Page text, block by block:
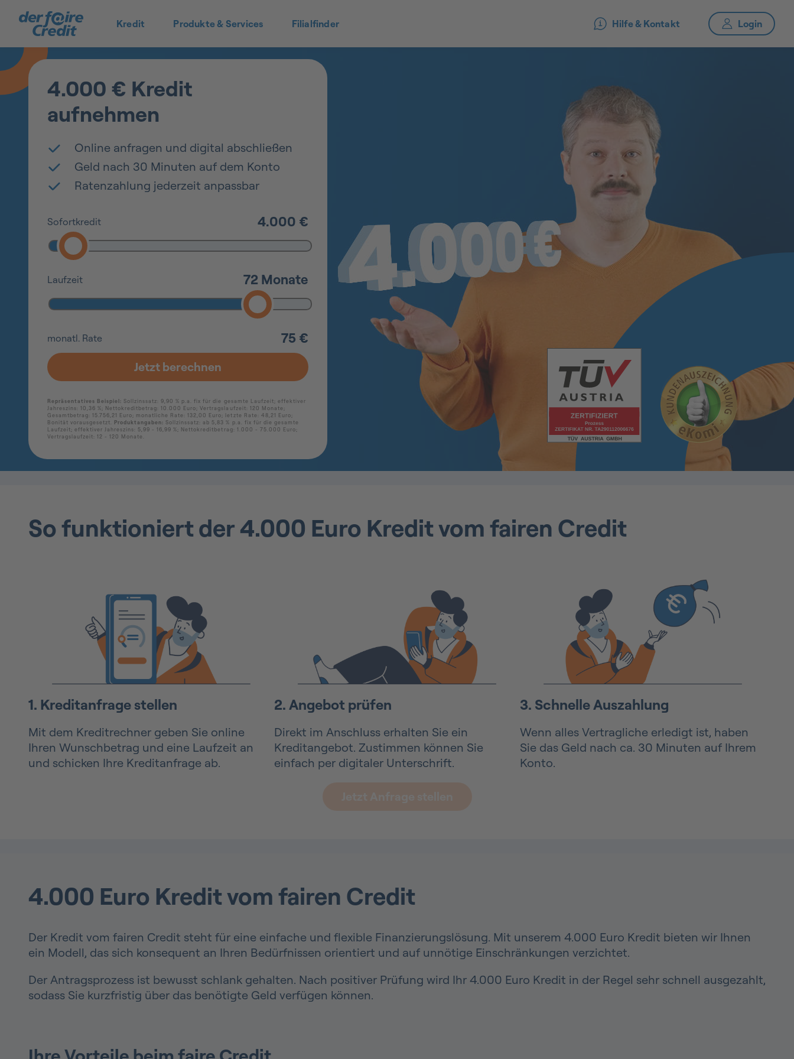
Kredit Produkte & Services Filialfinder Hilfe & Kontakt
4.000 € Kredit
aufnehmen
Online anfragen und digital abschließen
Geld nach 30 Minuten auf dem Konto
Ratenzahlung jederzeit anpassbar
So funktioniert der 4.000 Euro Kredit vom fairen Credit
1. Kreditanfrage stellen
Mit dem Kreditrechner geben Sie online
Ihren Wunschbetrag und eine Laufzeit an
und schicken Ihre Kreditanfrage ab.
2. Angebot prüfen
Direkt im Anschluss erhalten Sie ein
Kreditangebot. Zustimmen können Sie
einfach per digitaler Unterschrift.
3. Schnelle Auszahlung
Wenn alles Vertragliche erledigt ist, haben
Sie das Geld nach ca. 30 Minuten auf Ihrem
Konto.
4.000 Euro Kredit vom fairen Credit
Der Kredit vom fairen Credit steht für eine einfache und flexible Finanzierungslösung. Mit unserem 4.000 Euro Kredit bieten wir Ihnen
ein Modell, das sich konsequent an Ihren Bedürfnissen orientiert und auf unnötige Einschränkungen verzichtet.
Der Antragsprozess ist bewusst schlank gehalten. Nach positiver Prüfung wird Ihr 4.000 Euro Kredit in der Regel sehr schnell ausgezahlt,
sodass Sie kurzfristig über das benötigte Geld verfügen können.